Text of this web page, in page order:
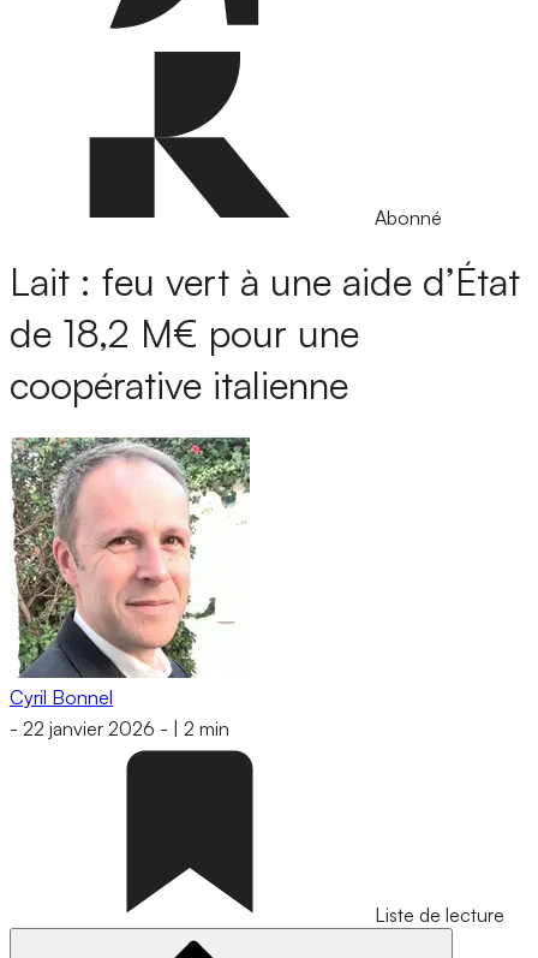
Abonné
Lait : feu vert à une aide d’État
de 18,2 M€ pour une
coopérative italienne
Cyril Bonnel
- 22 janvier 2026 - 2 min
Liste de lecture